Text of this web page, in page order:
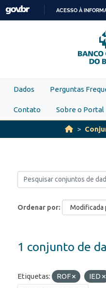
Skip to main content
ACESSO À
Dados Perguntas
Contato Sobre o Portal
Ordenar por
1 conjunto de
Etiquetas: ROF IED